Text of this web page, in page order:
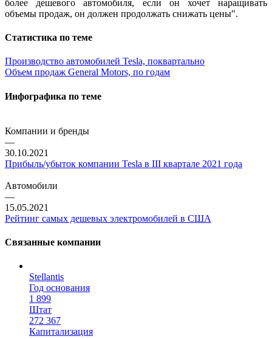
более дешевого автомобиля, если он хочет наращивать
объемы продаж, он должен продолжать снижать цены".
Статистика по теме
Производство автомобилей Tesla, поквартально
Объем продаж General Motors, по годам
Инфографика по теме
Компании и бренды
—
30.10.2021
Прибыль/убыток компании Tesla в III квартале 2021 года
Автомобили
—
15.05.2021
Рейтинг самых дешевых электромобилей в США
Связанные компании
Stellantis
Год основания
1 899
Штат
272 367
Капитализация